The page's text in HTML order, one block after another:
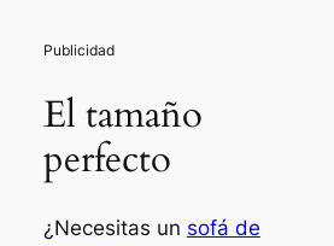
El tamaño
perfecto
¿Necesitas un sofá de